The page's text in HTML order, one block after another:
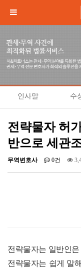
인사말 수
전략물자 허
반으로 세관
무역변호사 0건
전략물자는 일반인
전략물자는 쉽게 말